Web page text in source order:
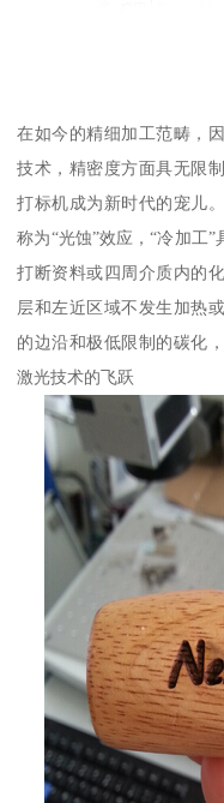
在如今的精细加工范畴，
技术，精密度方面具无限
打标机成为新时代的宠儿
称为“光蚀”效应，“冷加工
打断资料或四周介质内的
层和左近区域不发生加热
的边沿和极低限制的碳化
激光技术的飞跃